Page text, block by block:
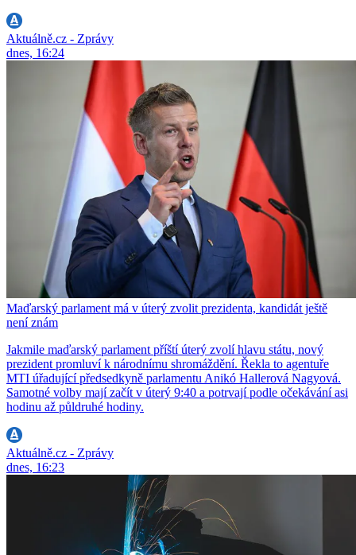
Aktuálně.cz - Zprávy
dnes, 16:24
Maďarský parlament má v úterý zvolit prezidenta, kandidát ještě
není znám
Jakmile maďarský parlament příští úterý zvolí hlavu státu, nový
prezident promluví k národnímu shromáždění. Řekla to agentuře
MTI úřadující předsedkyně parlamentu Anikó Hallerová Nagyová.
Samotné volby mají začít v úterý 9:40 a potrvají podle očekávání asi
hodinu až půldruhé hodiny.
Aktuálně.cz - Zprávy
dnes, 16:23